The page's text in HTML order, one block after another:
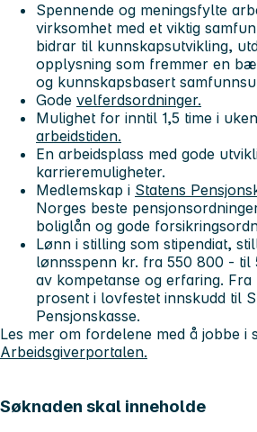
Spennende og meningsfylte
virksomhet med et viktig
bidrar til kunnskapsutvikling,
opplysning som fremmer en
og kunnskapsbasert
Gode velferdsordninger.
Mulighet for inntil 1,5 time i
arbeidstiden.
En arbeidsplass med gode
karrieremuligheter.
Medlemskap i Statens
Norges beste
boliglån og gode
Lønn i stilling som stipendiat,
lønnsspenn kr. fra 550 800 - til
av kompetanse og erfaring.
prosent i lovfestet innskudd til
Pensjonskasse.
Les mer om fordelene med å jobbe i
Arbeidsgiverportalen.
Søknaden skal inneholde